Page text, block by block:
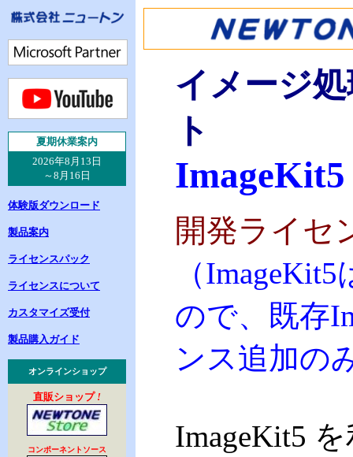
夏期休業案内
2026年8月13日
～8月16日
体験版ダウンロード
製品案内
ライセンスパック
ライセンスについて
カスタマイズ受付
製品購入ガイド
オンラインショップ
直販ショップ!
コンポーネントソース
イメージ
ト
ImageKit5
開発ライセ
（ImageKit5
ので、既存
ンス追加の
ImageKit5